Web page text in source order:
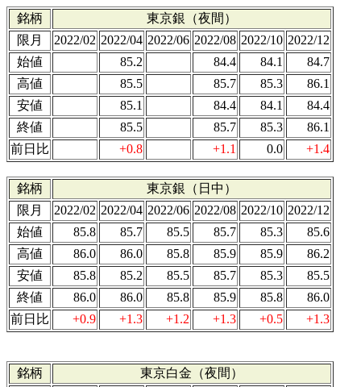
銘柄
東京銀（夜間）
限月
2022/02 2022/04 2022/06 2022/08 2022/10 2022/12
始値
85.2 84.4 84.1
84.7
高値
85.5 85.7 85.3
86.1
安値
85.1 84.4 84.1
84.4
終値
85.5 85.7 85.3
86.1
前日比
+0.8 +1.1 0.0 +1.4
銘柄
東京銀（日中）
限月
2022/02 2022/04 2022/06 2022/08 2022/10 2022/12
始値
85.8 85.7 85.5 85.7 85.3
85.6
高値
86.0 86.0 85.8 85.9 85.9
86.2
安値
85.8 85.2 85.5 85.7 85.3
85.5
終値
86.0 86.0 85.8 85.9 85.8
86.0
前日比
+0.9 +1.3 +1.2 +1.3 +0.5 +1.3
銘柄
東京白金（夜間）